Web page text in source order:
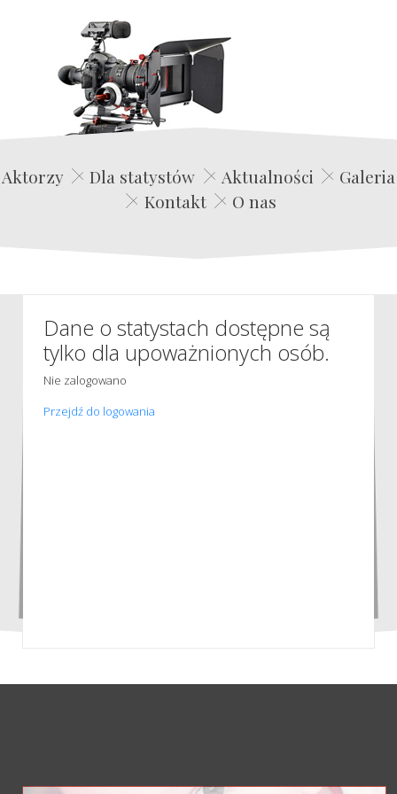
Edwin Film Agencja Aktorska
Aktorzy Dla statystów Aktualności
Galeria
Kontakt
O nas
Dane o statystach dostępne są
tylko dla upoważnionych osób.
Nie zalogowano
Przejdź do logowania